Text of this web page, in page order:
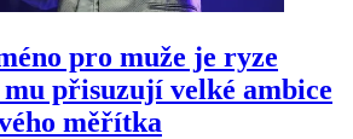
pro muže je ryze
mu přisuzují velké ambice
měřítka